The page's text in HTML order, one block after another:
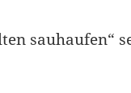
sauhaufen“